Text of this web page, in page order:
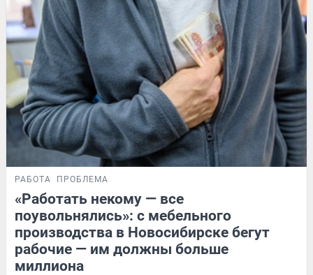
РАБОТА ПРОБЛЕМА
«Работать некому — все
поувольнялись»: с мебельного
производства в Новосибирске бегут
рабочие — им должны больше
миллиона